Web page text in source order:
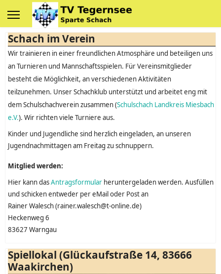
Schach im Verein
Wir trainieren in einer freundlichen Atmosphäre und beteiligen uns
an Turnieren und Mannschaftsspielen. Für Vereinsmitglieder
besteht die Möglichkeit, an verschiedenen Aktivitäten
teilzunehmen. Unser Schachklub unterstützt und arbeitet eng mit
dem Schulschachverein zusammen (Schulschach Landkreis Miesbach
e.V.). Wir richten viele Turniere aus.
Kinder und Jugendliche sind herzlich eingeladen, an unseren
Jugendnachmittagen am Freitag zu schnuppern.
Mitglied werden:
Hier kann dasAntragsformular heruntergeladen werden. Ausfüllen
und schicken entweder per eMail oder Post an
Rainer Walesch (rainer.walesch@t-online.de)
Heckenweg 6
83627 Warngau
Spiellokal (Glückaufstraße 14, 83666
Waakirchen)